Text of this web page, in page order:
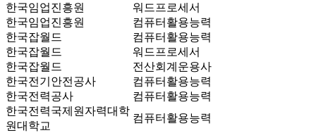
한국임업진흥원
워드프로세서
한국임업진흥원
컴퓨터활용능력
한국잡월드
컴퓨터활용능력
한국잡월드
워드프로세서
한국잡월드
전산회계운용사
한국전기안전공사
컴퓨터활용능력
한국전력공사
컴퓨터활용능력
한국전력국제원자력대학
원대학교
컴퓨터활용능력